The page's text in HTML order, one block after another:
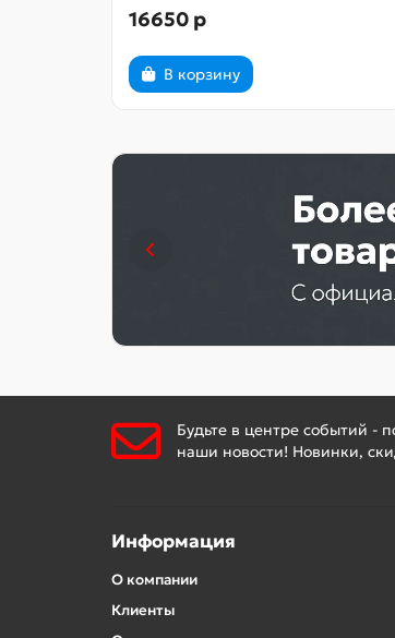
16650 р
В корзину
Будьте в центре событий -
наши новости! Новинки,
Информация
О компании
Клиенты